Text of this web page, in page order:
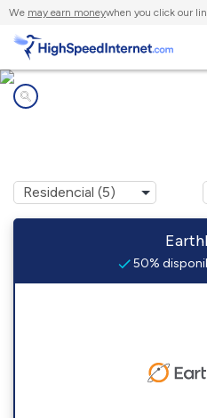
We may earn moneywhen you click our
50%